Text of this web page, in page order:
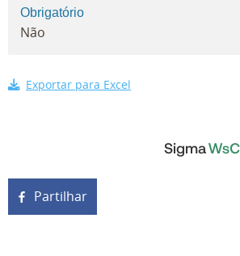
Obrigatório
Não
Exportar para Excel
Partilhar